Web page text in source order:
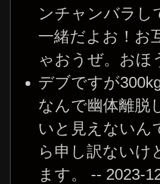
ンチャンバラし
一緒だよお！お
ゃおうぜ。おほ
デブですが
なんで幽体離脱
いと見えないん
ら申し訳ないけ
ます。 -- 2023-